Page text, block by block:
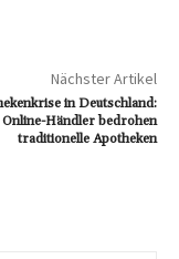
Nächster Artikel
in Deutschland:
Online-Händler bedrohen
traditionelle Apotheken